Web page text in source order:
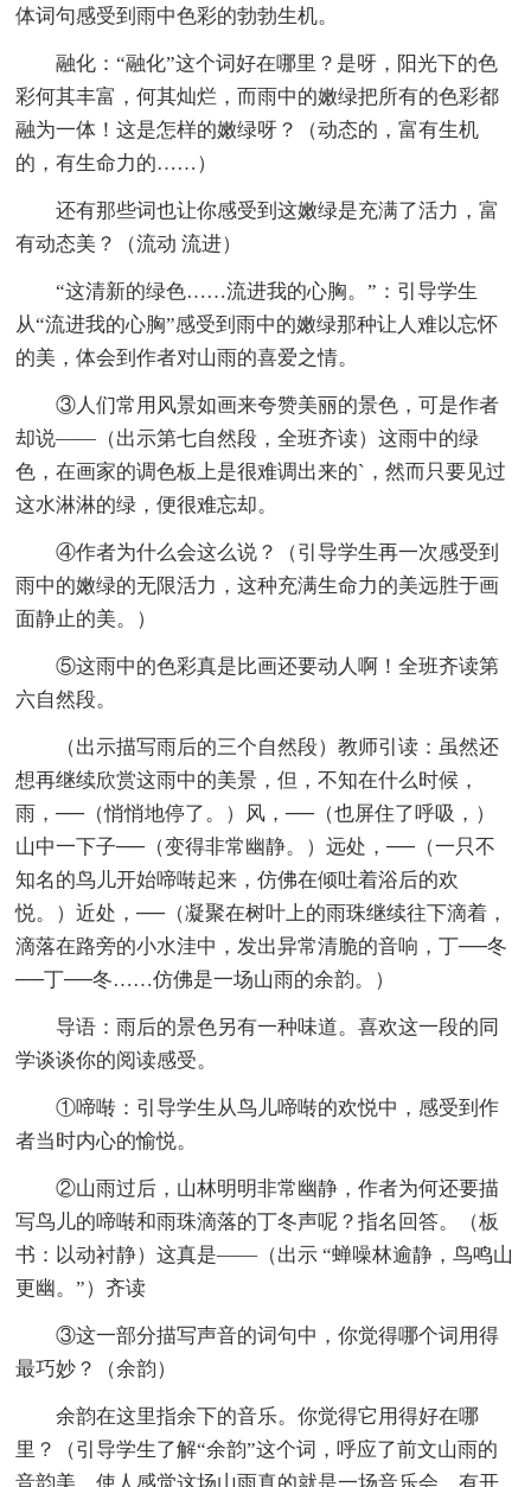
体词句感受到雨中色彩的勃勃生机。
融化：“融化”这个词好在哪里？是呀，阳光下的色
彩何其丰富，何其灿烂，而雨中的嫩绿把所有的色彩都
融为一体！这是怎样的嫩绿呀？（动态的，富有生机
的，有生命力的……）
还有那些词也让你感受到这嫩绿是充满了活力，富
有动态美？（流动 流进）
“这清新的绿色……流进我的心胸。”：引导学生
从“流进我的心胸”感受到雨中的嫩绿那种让人难以忘怀
的美，体会到作者对山雨的喜爱之情。
③人们常用风景如画来夸赞美丽的景色，可是作者
却说——（出示第七自然段，全班齐读）这雨中的绿
色，在画家的调色板上是很难调出来的`，然而只要见过
这水淋淋的绿，便很难忘却。
④作者为什么会这么说？（引导学生再一次感受到
雨中的嫩绿的无限活力，这种充满生命力的美远胜于画
面静止的美。）
⑤这雨中的色彩真是比画还要动人啊！全班齐读第
六自然段。
（出示描写雨后的三个自然段）教师引读：虽然还
想再继续欣赏这雨中的美景，但，不知在什么时候，
雨，──（悄悄地停了。）风，──（也屏住了呼吸，）
山中一下子──（变得非常幽静。）远处，──（一只不
知名的鸟儿开始啼啭起来，仿佛在倾吐着浴后的欢
悦。）近处，──（凝聚在树叶上的雨珠继续往下滴着，
滴落在路旁的小水洼中，发出异常清脆的音响，丁──冬
──丁──冬……仿佛是一场山雨的余韵。）
导语：雨后的景色另有一种味道。喜欢这一段的同
学谈谈你的阅读感受。
①啼啭：引导学生从鸟儿啼啭的欢悦中，感受到作
者当时内心的愉悦。
②山雨过后，山林明明非常幽静，作者为何还要描
写鸟儿的啼啭和雨珠滴落的丁冬声呢？指名回答。（板
书：以动衬静）这真是——（出示 “蝉噪林逾静，鸟鸣山
更幽。”）齐读
③这一部分描写声音的词句中，你觉得哪个词用得
最巧妙？（余韵）
余韵在这里指余下的音乐。你觉得它用得好在哪
里？（引导学生了解“余韵”这个词，呼应了前文山雨的